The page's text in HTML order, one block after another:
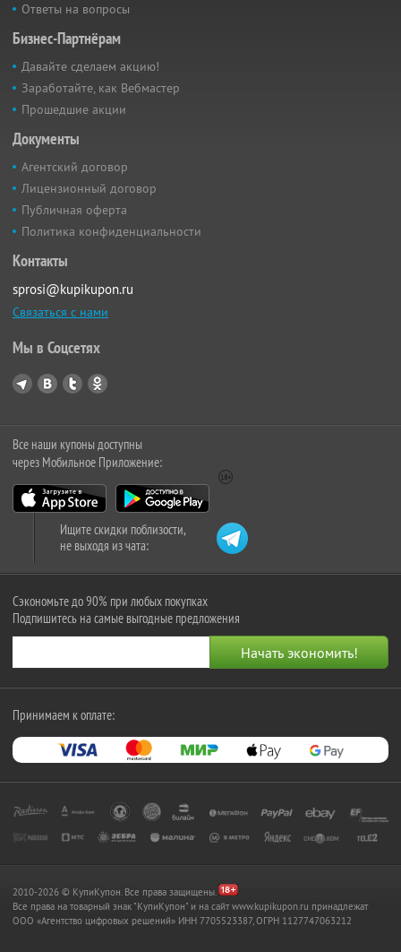
Ответы на вопросы
Бизнес-Партнёрам
Давайте сделаем акцию!
Заработайте, как Вебмастер
Прошедшие акции
Документы
Агентский договор
Лицензионный договор
Публичная оферта
Политика конфиденциальности
Контакты
sprosi@kupikupon.ru
Связаться с нами
Мы в Соцсетях
Все наши купоны доступны
через Мобильное Приложение:
Ищите скидки поблизости,
не выходя из чата:
Сэкономьте до 90% при любых покупках
Подпишитесь на самые выгодные предложения
Принимаем к оплате:
2010-2026 © КупиКупон. Все права защищены.
Все права на товарный знак "КупиКупон" и на сайт www.kupikupon.ru принадлежат
OOO «Агентство цифровых решений» ИНН 7705523387, ОГРН 1127747063212